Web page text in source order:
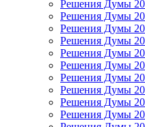
Решения Думы
Решения Думы
Решения Думы
Решения Думы
Решения Думы
Решения Думы
Решения Думы
Решения Думы
Решения Думы
Решения Думы